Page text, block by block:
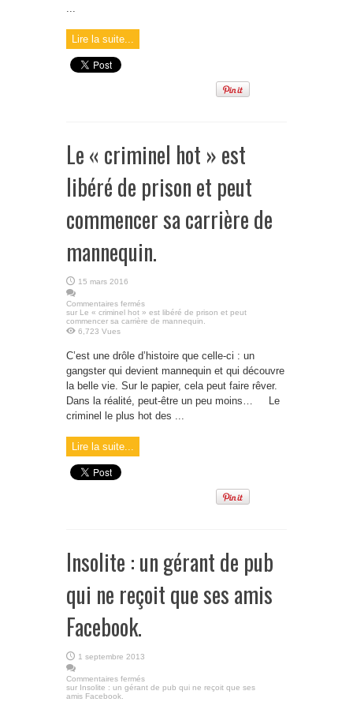
...
Lire la suite...
Le « criminel hot » est
libéré de prison et peut
commencer sa carrière de
mannequin.
15 mars 2016
Commentaires fermés
sur Le « criminel hot » est libéré de prison et peut
commencer sa carrière de mannequin.
6,723 Vues
C’est une drôle d’histoire que celle-ci : un
gangster qui devient mannequin et qui découvre
la belle vie. Sur le papier, cela peut faire rêver.
Dans la réalité, peut-être un peu moins… Le
criminel le plus hot des ...
Lire la suite...
Insolite : un gérant de pub
qui ne reçoit que ses amis
Facebook.
1 septembre 2013
Commentaires fermés
sur Insolite : un gérant de pub qui ne reçoit que ses
amis Facebook.